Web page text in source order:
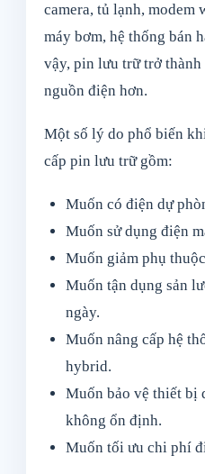
camera, tủ lạnh, modem
máy bơm, hệ thống bán
vậy, pin lưu trữ trở
nguồn điện hơn.
Một số lý do phổ biến
cấp pin lưu trữ gồm:
Muốn có điện dự
Muốn sử dụng điện
Muốn giảm phụ
Muốn tận dụng sản
ngày.
Muốn nâng cấp hệ
hybrid.
Muốn bảo vệ thiết bị
không ổn định.
Muốn tối ưu chi phí